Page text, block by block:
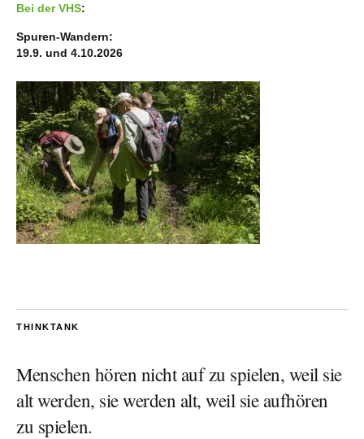
Bei der VHS:
Spuren-Wandern:
19.9. und 4.10.2026
THINKTANK
Menschen hören nicht auf zu spielen, weil sie
alt werden, sie werden alt, weil sie aufhören
zu spielen.